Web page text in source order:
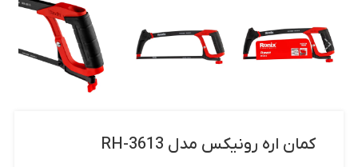
کمان اره رونیکس مدل RH-3613